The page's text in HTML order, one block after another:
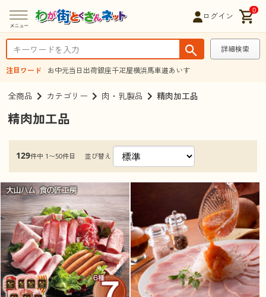
ログイン
0
詳細検索
注目ワード お中元当日出荷銀座千疋屋横浜馬車道あいす
全商品 カテゴリー 肉・乳製品 精肉加工品
精肉加工品
129件中 1〜50件目 並び替え